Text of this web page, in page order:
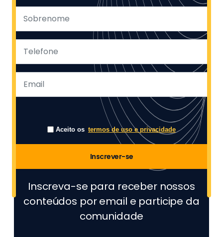
Aceito os termos de uso e privacidade
Inscrever-se
Inscreva-se para receber nossos
conteúdos por email e participe da
comunidade